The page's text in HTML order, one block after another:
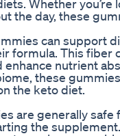
Whether
the day, these
can support
formula. This
nutrient
these
the keto diet.
are generally
the